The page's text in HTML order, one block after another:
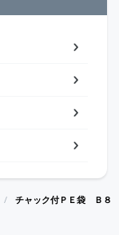
チャック付ＰＥ袋 Ｂ